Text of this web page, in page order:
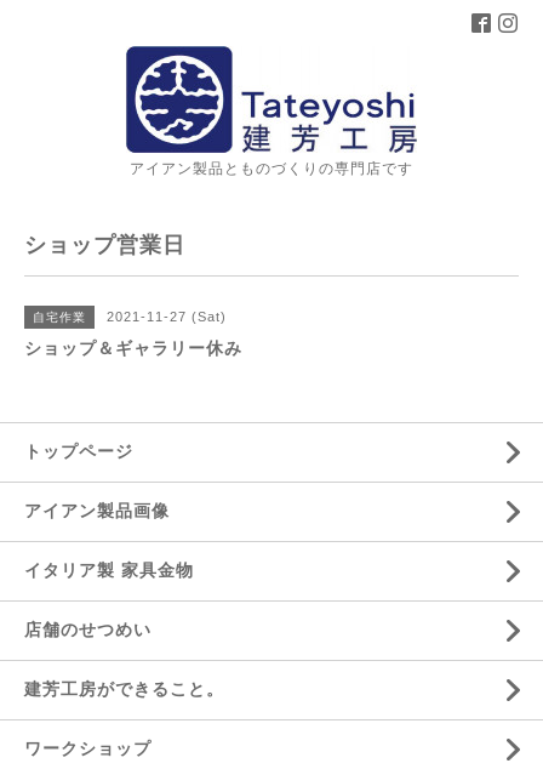
アイアン製品とものづくりの専門店です
ショップ営業日
自宅作業 2021-11-27 (Sat)
ショップ＆ギャラリー休み
トップページ
アイアン製品画像
イタリア製 家具金物
店舗のせつめい
建芳工房ができること。
ワークショップ